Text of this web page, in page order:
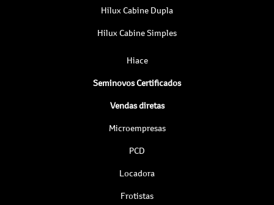
Hilux Cabine Dupla
Hilux Cabine Simples
Hiace
Seminovos Certificados
Vendas diretas
Microempresas
PCD
Locadora
Frotistas